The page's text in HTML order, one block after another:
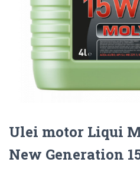
Ulei motor Liqui
New Generation